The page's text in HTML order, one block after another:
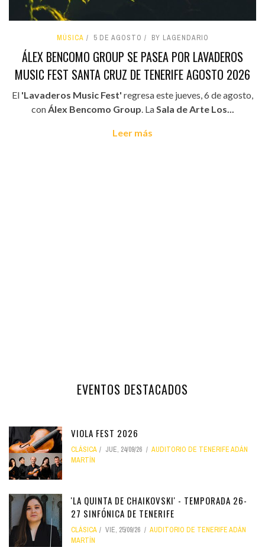
MÚSICA 5 DE AGOSTO BY LAGENDARIO
ÁLEX BENCOMO GROUP SE PASEA POR LAVADEROS
MUSIC FEST SANTA CRUZ DE TENERIFE AGOSTO 2026
El 'Lavaderos Music Fest' regresa este jueves, 6 de agosto,
conÁlex Bencomo Group. LaSala de Arte Los...
Leer más
EVENTOS DESTACADOS
VIOLA FEST 2026
CLÁSICA JUE, 24/09/26
AUDITORIO DE TENERIFE ADÁN
MARTÍN
'LA QUINTA DE CHAIKOVSKI' - TEMPORADA 26-
27 SINFÓNICA DE TENERIFE
CLÁSICA VIE, 25/09/26
AUDITORIO DE TENERIFE ADÁN
MARTÍN